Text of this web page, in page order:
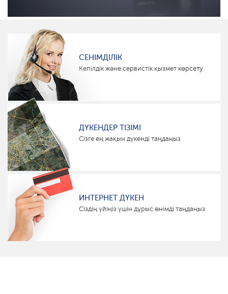
СЕНІМДІЛІК
Кепілдік және сервистік қызмет көрсету
ДҮКЕНДЕР ТІЗІМІ
Сізге ең жақын дүкенді таңдаңыз
ИНТЕРНЕТ ДҮКЕН
Сіздің үйіңіз үшін дұрыс өнімді таңдаңыз